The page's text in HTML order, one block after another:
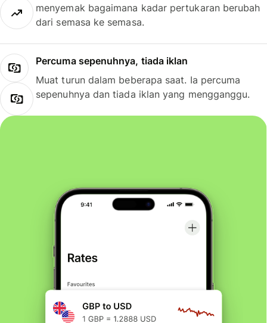
menyemak bagaimana kadar pertukaran berubah
dari semasa ke semasa.
Percuma sepenuhnya, tiada iklan
Muat turun dalam beberapa saat. Ia percuma
sepenuhnya dan tiada iklan yang mengganggu.